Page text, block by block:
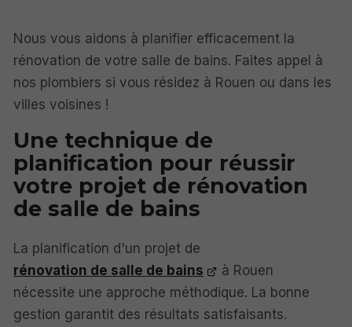
Nous vous aidons à planifier efficacement la
rénovation de votre salle de bains. Faites appel à
nos plombiers si vous résidez à Rouen ou dans les
villes voisines !
Une technique de
planification pour réussir
votre projet de rénovation
de salle de bains
La planification d'un projet de
rénovation de salle de bains
à Rouen
nécessite une approche méthodique. La bonne
gestion garantit des résultats satisfaisants.